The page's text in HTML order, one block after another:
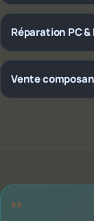
Réparation PC &
Vente